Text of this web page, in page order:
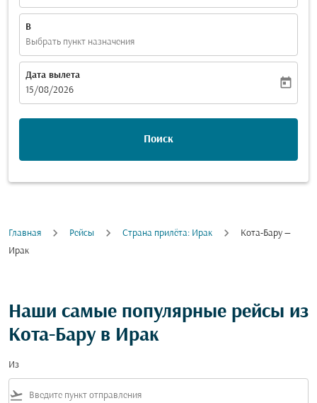
В
Выбрать пункт назначения
Дата вылета
fc-booking-departure-date-aria-label
15/08/2026
today
Поиск
Главная Рейсы Cтрана прилёта: Ирак
Кота-Бару —
Ирак
Наши самые популярные рейсы из
Кота-Бару в Ирак
Из
flight_takeoff